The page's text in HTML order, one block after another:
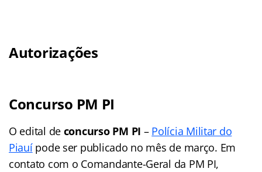
Autorizações
Concurso PM PI
O edital de concurso PM PI – Polícia Militar do
Piauípode ser publicado no mês de março. Em
contato com o Comandante-Geral da PM PI,